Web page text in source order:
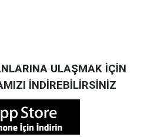
ULAŞMAK İÇİN
İNDİREBİLİRSİNİZ